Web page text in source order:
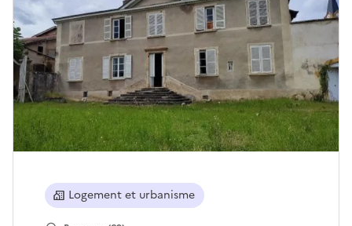
Logement et urbanisme